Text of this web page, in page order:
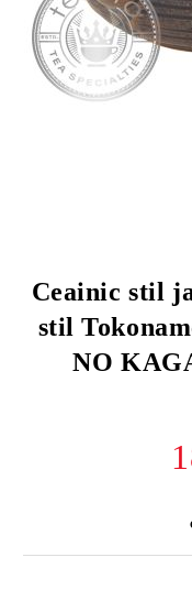
Ceainic stil
stil
NO